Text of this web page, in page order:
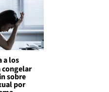
a los
congelar
sobre
por